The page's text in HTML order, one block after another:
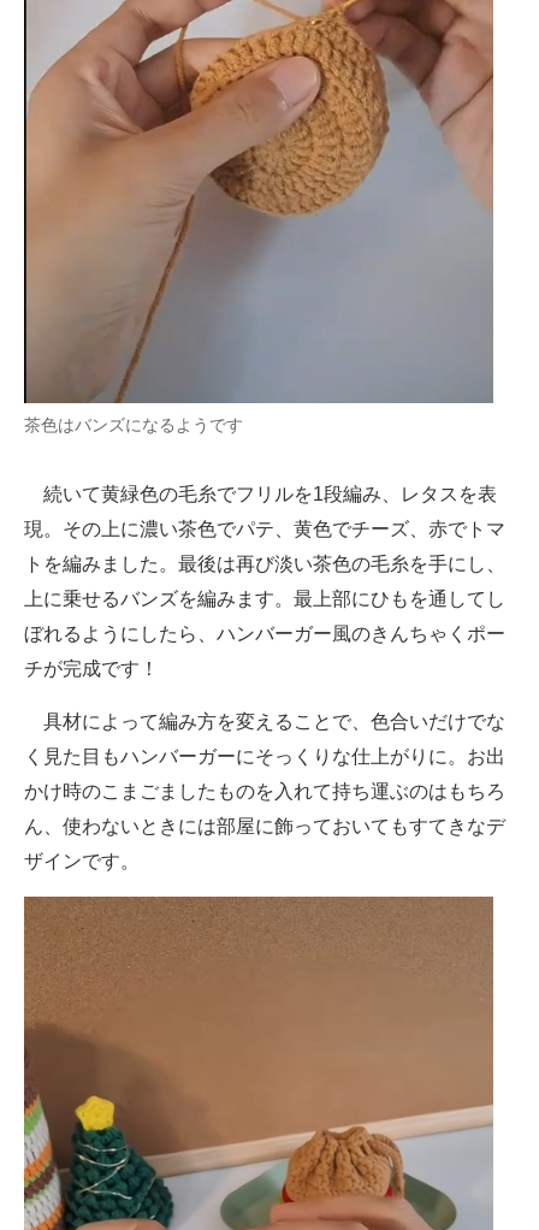
茶色はバンズになるようです
続いて黄緑色の毛糸でフリルを1段編み、レタスを表
現。その上に濃い茶色でパテ、黄色でチーズ、赤でトマ
トを編みました。最後は再び淡い茶色の毛糸を手にし、
上に乗せるバンズを編みます。最上部にひもを通してし
ぼれるようにしたら、ハンバーガー風のきんちゃくポー
チが完成です！
具材によって編み方を変えることで、色合いだけでな
く見た目もハンバーガーにそっくりな仕上がりに。お出
かけ時のこまごましたものを入れて持ち運ぶのはもちろ
ん、使わないときには部屋に飾っておいてもすてきなデ
ザインです。